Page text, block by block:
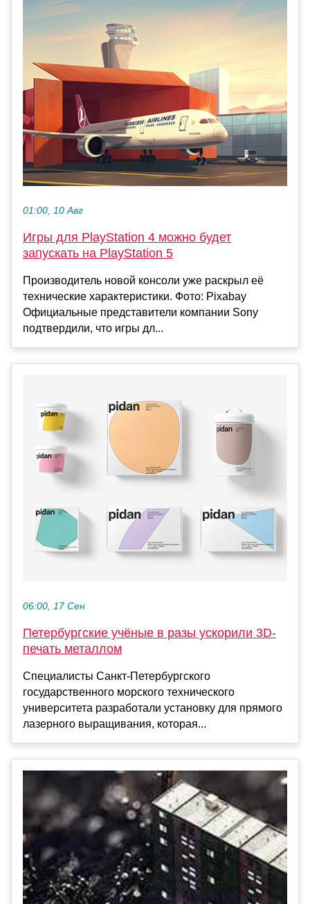
01:00, 10 Авг
Игры для PlayStation 4 можно будет
запускать на PlayStation 5
Производитель новой консоли уже раскрыл её
технические характеристики. Фото: Pixabay
Официальные представители компании Sony
подтвердили, что игры дл...
06:00, 17 Сен
Петербургские учёные в разы ускорили 3D-
печать металлом
Специалисты Санкт-Петербургского
государственного морского технического
университета разработали установку для прямого
лазерного выращивания, которая...